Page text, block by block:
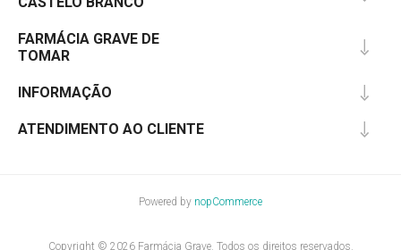
FARMÁCIA GRAVE DE
TOMAR
INFORMAÇÃO
ATENDIMENTO AO CLIENTE
Powered by nopCommerce
Copyright © 2026 Farmácia Grave. Todos os direitos reservados.